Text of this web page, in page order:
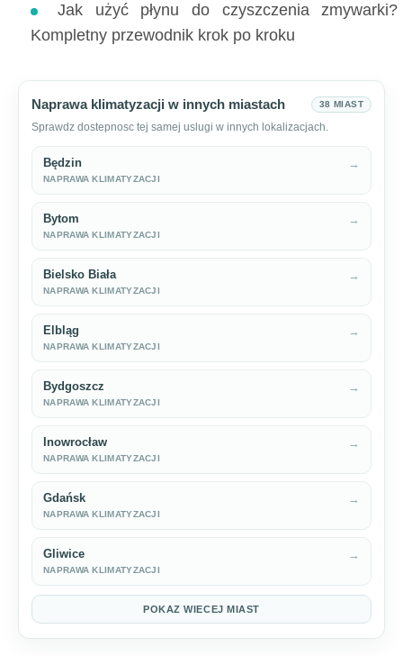
Jak użyć płynu do czyszczenia zmywarki?
Kompletny przewodnik krok po kroku
Naprawa klimatyzacji w innych miastach 38 MIAST
Sprawdz dostepnosc tej samej uslugi w innych lokalizacjach.
Będzin
NAPRAWA KLIMATYZACJI
→
Bytom
NAPRAWA KLIMATYZACJI
→
Bielsko Biała
NAPRAWA KLIMATYZACJI
→
Elbląg
NAPRAWA KLIMATYZACJI
→
Bydgoszcz
NAPRAWA KLIMATYZACJI
→
Inowrocław
NAPRAWA KLIMATYZACJI
→
Gdańsk
NAPRAWA KLIMATYZACJI
→
Gliwice
NAPRAWA KLIMATYZACJI
→
POKAZ WIECEJ MIAST